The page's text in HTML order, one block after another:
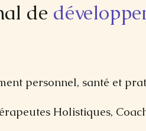
de
personnel, santé et
Holistiques,